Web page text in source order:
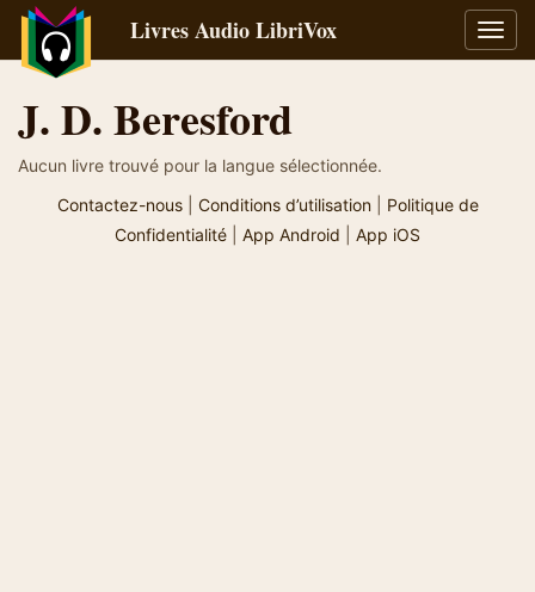
la
Livres Audio LibriVox
J. D. Beresford
Aucun livre trouvé pour la langue sélectionnée.
Contactez-nous| Conditions d’utilisation| Politique de
Confidentialité
App Android App iOS